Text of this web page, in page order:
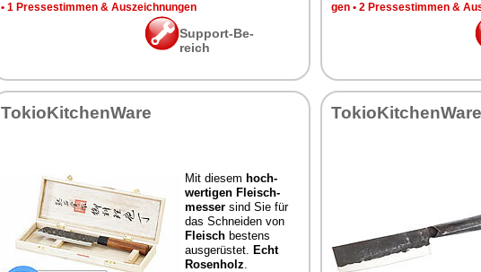
• 1 Pres­se­stim­men & Aus­zeich­nun­gen
Sup­port-Be­
reich
gen • 2 Pres­se­stim­men &
To­kio­Kit­chen­Wa­re
Mit die­sem hoch­
wer­ti­gen Fleisch­
mes­ser sind Sie für
das Schnei­den von
Fleisch bes­tens
aus­ge­rüs­tet. Echt
Ro­sen­holz.
To­kio­Kit­chen­Wa­re